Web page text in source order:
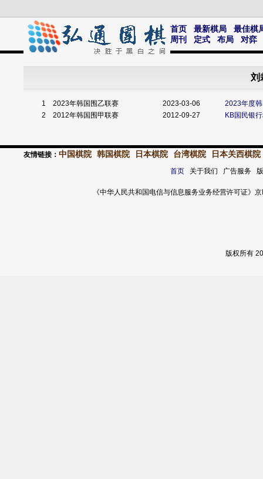
首页 最新棋局
最佳棋
周刊
定式 布局 对弈
刘
1 2023年韩国围乙联赛 2023-03-06
2023年度
2
2012年韩国围甲联赛 2012-09-27 KB国民银
友情链接： 中国棋院 韩国棋院 日本棋院 台湾棋院 日本关西棋院
首页关于我们 广告服务
《中华人民共和国电信与信息服务业务经营许可证
版权所有